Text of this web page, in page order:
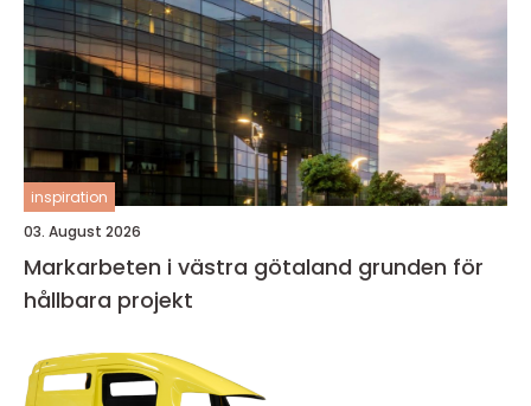
inspiration
03. August 2026
Markarbeten i västra götaland grunden för
hållbara projekt